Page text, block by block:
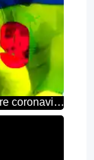
Corona virus Covid-19 2019 ukraine picture coronavirus zone map